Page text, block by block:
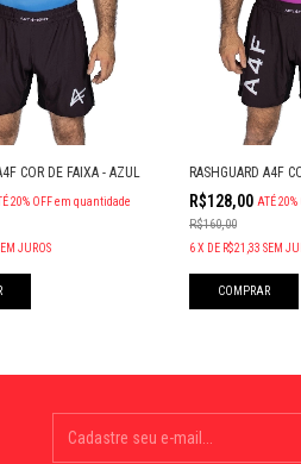
COR DE FAIXA - AZUL
20% OFFem quantidade
JUROS
RASHGUARD A4F
R$128,00 ATÉ 20%
R$160,00
6X DE R$21,33 SEM
COMPRAR